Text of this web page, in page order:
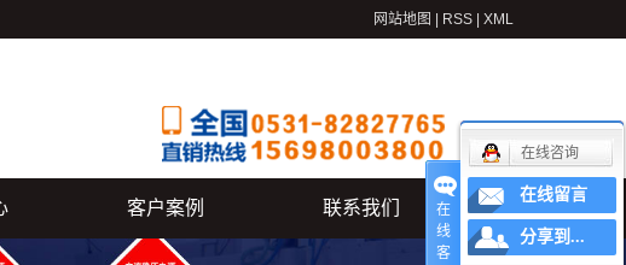
网站地图 RSS| XML
客户案例 联系我们
在
线
客
在线咨询
在线留言
分享到...